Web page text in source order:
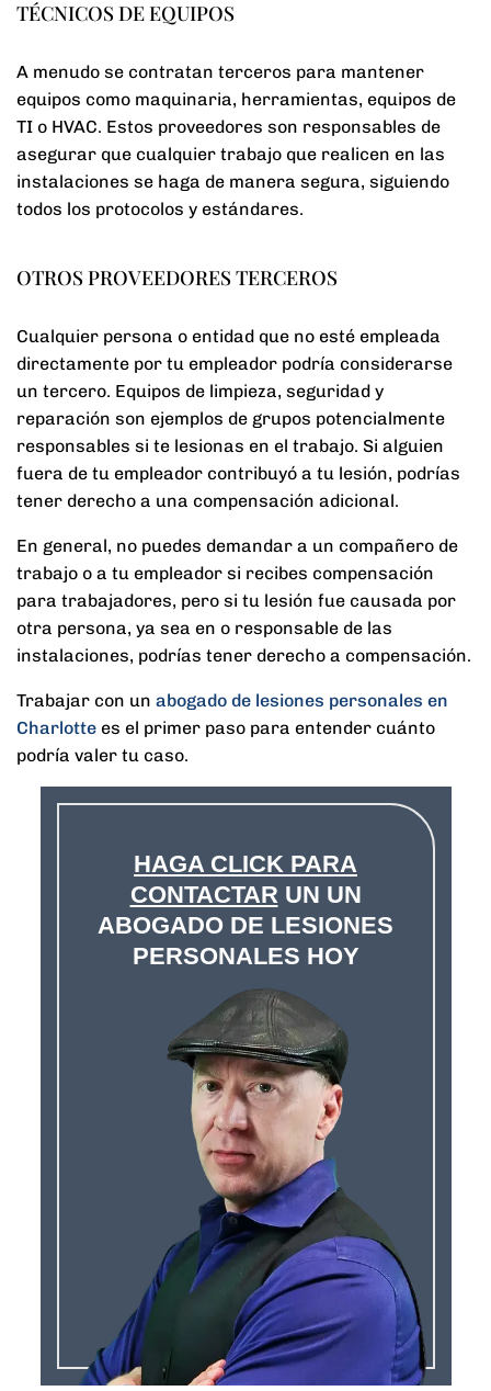
TÉCNICOS DE EQUIPOS
A menudo se contratan terceros para mantener
equipos como maquinaria, herramientas, equipos de
TI o HVAC. Estos proveedores son responsables de
asegurar que cualquier trabajo que realicen en las
instalaciones se haga de manera segura, siguiendo
todos los protocolos y estándares.
OTROS PROVEEDORES TERCEROS
Cualquier persona o entidad que no esté empleada
directamente por tu empleador podría considerarse
un tercero. Equipos de limpieza, seguridad y
reparación son ejemplos de grupos potencialmente
responsables si te lesionas en el trabajo. Si alguien
fuera de tu empleador contribuyó a tu lesión, podrías
tener derecho a una compensación adicional.
En general, no puedes demandar a un compañero de
trabajo o a tu empleador si recibes compensación
para trabajadores, pero si tu lesión fue causada por
otra persona, ya sea en o responsable de las
instalaciones, podrías tener derecho a compensación.
Trabajar con un abogado de lesiones personales en
Charlotte es el primer paso para entender cuánto
podría valer tu caso.
HAGA CLICK PARA
CONTACTARUN UN
ABOGADO DE LESIONES
PERSONALES HOY